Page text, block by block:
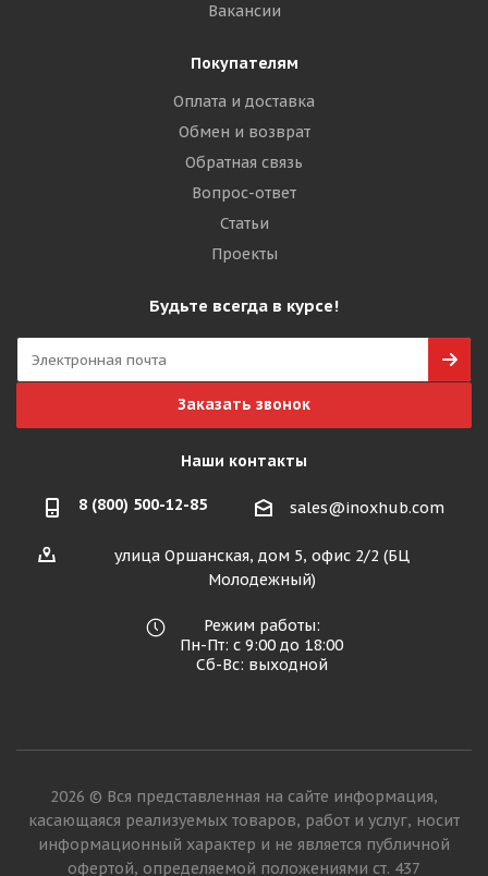
Вакансии
Покупателям
Оплата и доставка
Обмен и возврат
Обратная связь
Вопрос-ответ
Статьи
Проекты
Будьте всегда в курсе!
Заказать звонок
Наши контакты
8 (800) 500-12-85 sales@inoxhub.com
улица Оршанская, дом 5, офис 2/2 (БЦ
Молодежный)
Режим работы:
Пн-Пт: с 9:00 до 18:00
Сб-Вс: выходной
2026 © Вся представленная на сайте информация,
касающаяся реализуемых товаров, работ и услуг, носит
информационный характер и не является публичной
офертой, определяемой положениями ст. 437